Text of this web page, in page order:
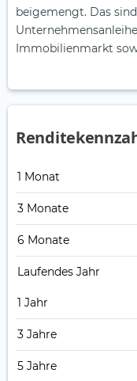
beigemengt. Das
Immobilienmarkt
1 Monat
3 Monate
6 Monate
Laufendes Jahr
1 Jahr
3 Jahre
5 Jahre